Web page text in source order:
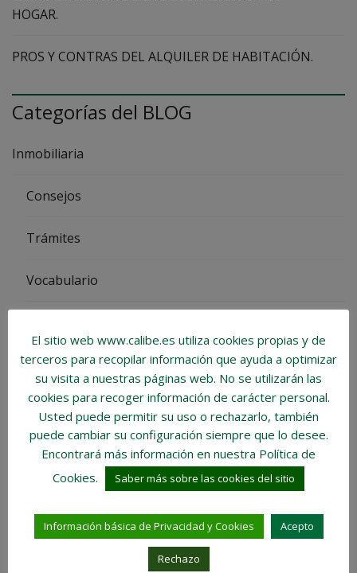
HOGAR.
PROS Y CONTRAS DEL ALQUILER DE HABITACIÓN.
Categorías del BLOG
Inmobiliaria
Consejos
Trámites
Vocabulario
Venta de Vivienda
Nuestra Inmobiliaria
Trabajo
Visión Inmobiliaria
Compra de Vivienda
El sitio web www.calibe.es utiliza cookies propias y de
terceros para recopilar información que ayuda a optimizar
su visita a nuestras páginas web. No se utilizarán las
cookies para recoger información de carácter personal.
Usted puede permitir su uso o rechazarlo, también
puede cambiar su configuración siempre que lo desee.
Encontrará más información en nuestra Política de
Cookies.
Saber más sobre las cookies del sitio
Información básica de Privacidad y Cookies Acepto
Rechazo